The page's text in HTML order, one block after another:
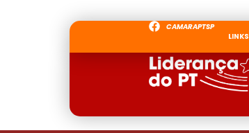
CAMARAPTSP
LINKS